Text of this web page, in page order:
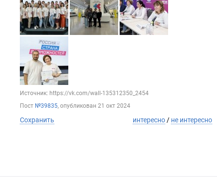
Источник: https://vk.com/wall-135312350_2454
Пост №39835, опубликован 21 окт 2024
Сохранить интересно / не интересно